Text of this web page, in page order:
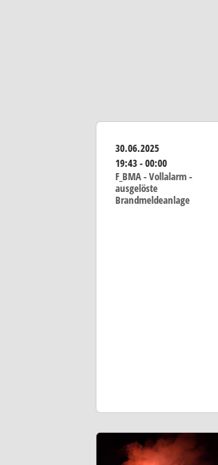
30.06.2025
19:43 - 00:00
F_BMA - Vollalarm -
ausgelöste
Brandmeldeanlage